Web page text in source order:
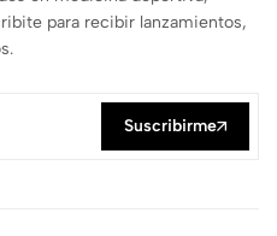
para recibir lanzamientos,
Suscribirme